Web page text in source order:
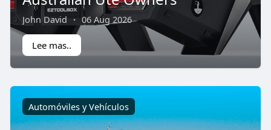
John David · 06 Aug 2026
Lee mas..
Automóviles y Vehículos